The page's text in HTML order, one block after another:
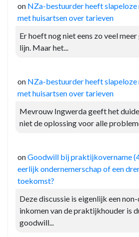
on NZa-bestuurder heeft
met huisartsen over tarieven
Er hoeft nog niet eens zo veel
lijn. Maar het...
on NZa-bestuurder heeft
met huisartsen over tarieven
Mevrouw Ingwerda geeft het
niet de oplossing voor alle
onGoodwill bij praktijkovername
eerlijk ondernemerschap of een
toekomst?
Deze discussie is eigenlijk een
inkomen van de praktijkhouder is
goodwill...